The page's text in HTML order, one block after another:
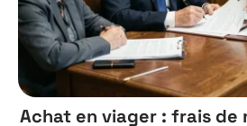
Achat en viager : frais de